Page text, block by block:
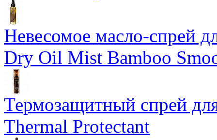
Невесомое масло-спрей
Dry Oil Mist Bamboo
Термозащитный спрей
Thermal Protectant